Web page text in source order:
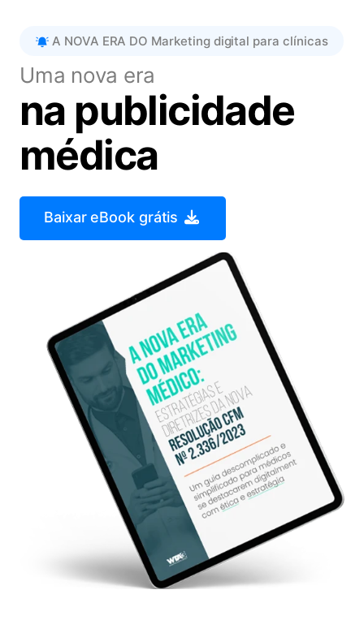
A NOVA ERA DO Marketing digital para clínicas
Uma nova era
na publicidade
médica
Baixar eBook grátis